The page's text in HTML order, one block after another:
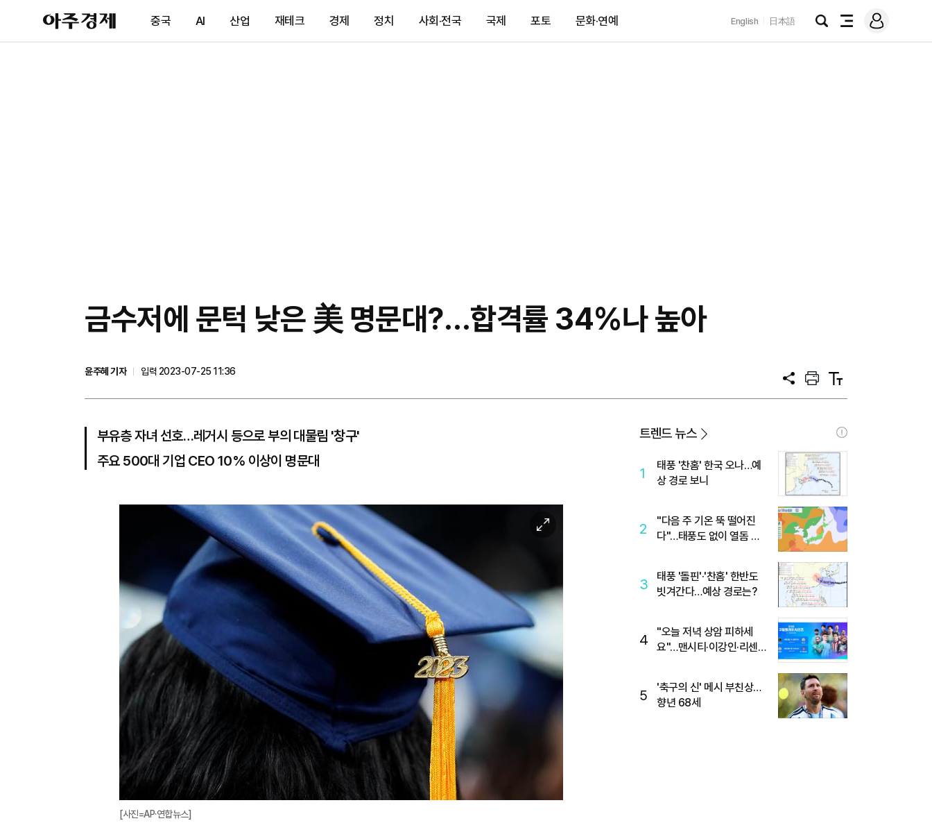
아
주
제
중국 AI 산업 재테크 경제 정치 사회·전국 국제 포토 문화·연예 English 日本語
검
전
메
그
금수저에 문턱 낮은 美 명문대?…합격률 34%나 높아
윤주혜 기자
입력 2023-07-25 11:36
공
프
트
텍
트
부유층 자녀 선호…레거시 등으로 부의 대물림 '창구'
주요 500대 기업 CEO 10% 이상이 명문대
대
[사진=AP·연합뉴스]
트렌드 뉴스
1
태풍 '찬홈' 한국 오나…예
상 경로 보니
2
"다음 주 기온 뚝 떨어진
다"…태풍도 없이 열돔 박
3
태풍 '돌핀'·'찬홈' 한반도
빗겨간다…예상 경로는?
4
"오늘 저녁 상암 피하세
요"…맨시티·이강인·리센느
5
'축구의 신' 메시 부친상…
향년 68세